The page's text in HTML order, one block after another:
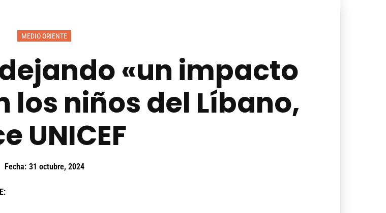
MEDIO ORIENTE
«un impacto
los niños del Líbano,
UNICEF
Fecha: 31 octubre, 2024